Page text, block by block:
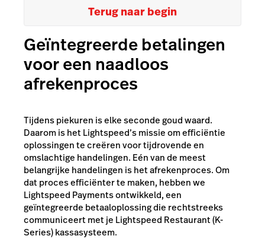
Terug naar begin
Geïntegreerde betalingen
voor een naadloos
afrekenproces
Tijdens piekuren is elke seconde goud waard.
Daarom is het Lightspeed’s missie om efficiëntie
oplossingen te creëren voor tijdrovende en
omslachtige handelingen. Eén van de meest
belangrijke handelingen is het afrekenproces. Om
dat proces efficiënter te maken, hebben we
Lightspeed Payments ontwikkeld, een
geïntegreerde betaaloplossing die rechtstreeks
communiceert met je Lightspeed Restaurant (K-
Series) kassasysteem.